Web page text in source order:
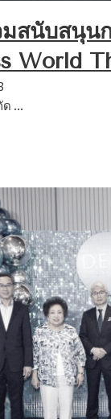
สนับสนุน
World
ด …